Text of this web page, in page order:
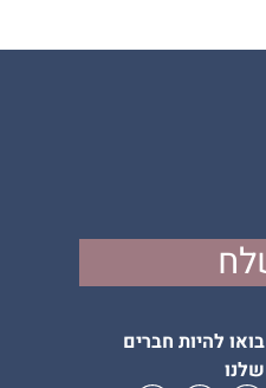
בואו להיות חברים
שלנו